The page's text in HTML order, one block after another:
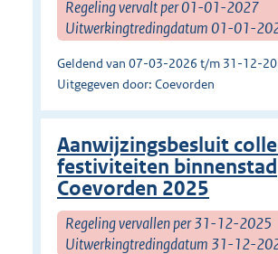
Regeling vervalt per 01-01-2027
Uitwerkingtredingdatum 01-01-
Geldend van 07-03-2026 t/m 31-12-
Uitgegeven door: Coevorden
Aanwijzingsbesluit
festiviteiten binnenstad
Coevorden 2025
Regeling vervallen per 31-12-2025
Uitwerkingtredingdatum 31-12-